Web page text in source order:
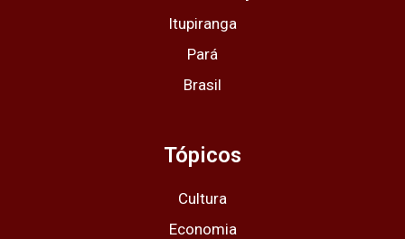
Itupiranga
Pará
Brasil
Tópicos
Cultura
Economia